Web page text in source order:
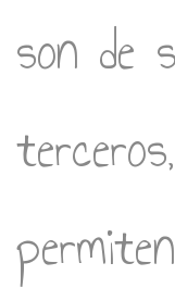
son de